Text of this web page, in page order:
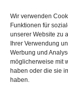
Wir verwenden
Funktionen für
unserer Website zu
Ihrer Verwendung
Werbung und
möglicherweise mit
haben oder die sie
haben.
Sitemap